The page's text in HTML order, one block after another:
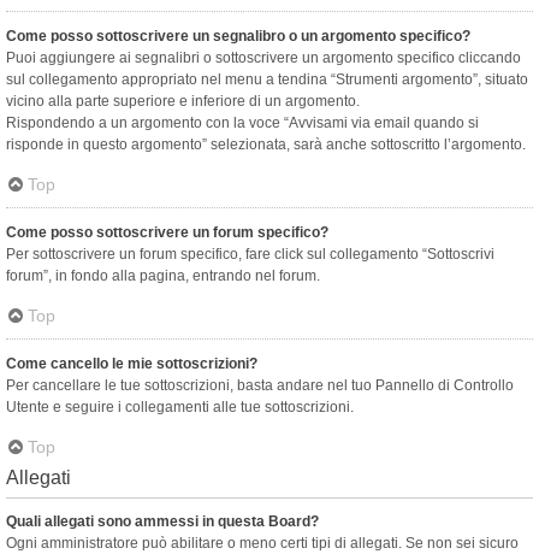
Come posso sottoscrivere un segnalibro o un argomento specifico?
Puoi aggiungere ai segnalibri o sottoscrivere un argomento specifico cliccando
sul collegamento appropriato nel menu a tendina “Strumenti argomento”, situato
vicino alla parte superiore e inferiore di un argomento.
Rispondendo a un argomento con la voce “Avvisami via email quando si
risponde in questo argomento” selezionata, sarà anche sottoscritto l’argomento.
Top
Come posso sottoscrivere un forum specifico?
Per sottoscrivere un forum specifico, fare click sul collegamento “Sottoscrivi
forum”, in fondo alla pagina, entrando nel forum.
Top
Come cancello le mie sottoscrizioni?
Per cancellare le tue sottoscrizioni, basta andare nel tuo Pannello di Controllo
Utente e seguire i collegamenti alle tue sottoscrizioni.
Top
Allegati
Quali allegati sono ammessi in questa Board?
Ogni amministratore può abilitare o meno certi tipi di allegati. Se non sei sicuro